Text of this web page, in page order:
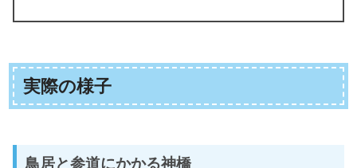
実際の様子
鳥居と参道にかかる神橋